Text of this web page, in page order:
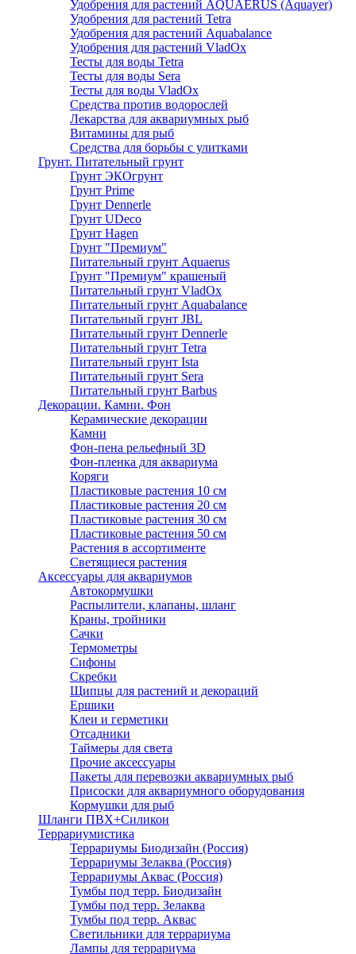
Удобрения для растений AQUAERUS (Aquayer)
Удобрения для растений Tetra
Удобрения для растений Aquabalance
Удобрения для растений VladOx
Тесты для воды Tetra
Тесты для воды Sera
Тесты для воды VladOx
Средства против водорослей
Лекарства для аквариумных рыб
Витамины для рыб
Средства для борьбы с улитками
Грунт. Питательный грунт
Грунт ЭКОгрунт
Грунт Prime
Грунт Dennerle
Грунт UDeco
Грунт Hagen
Грунт "Премиум"
Питательный грунт Aquaerus
Грунт "Премиум" крашеный
Питательный грунт VladOx
Питательный грунт Aquabalance
Питательный грунт JBL
Питательный грунт Dennerle
Питательный грунт Tetra
Питательный грунт Ista
Питательный грунт Sera
Питательный грунт Barbus
Декорации. Камни. Фон
Керамические декорации
Камни
Фон-пена рельефный 3D
Фон-пленка для аквариума
Коряги
Пластиковые растения 10 см
Пластиковые растения 20 см
Пластиковые растения 30 см
Пластиковые растения 50 см
Растения в ассортименте
Светящиеся растения
Аксессуары для аквариумов
Автокормушки
Распылители, клапаны, шланг
Краны, тройники
Сачки
Термометры
Сифоны
Скребки
Щипцы для растений и декораций
Ершики
Клеи и герметики
Отсадники
Таймеры для света
Прочие аксессуары
Пакеты для перевозки аквариумных рыб
Присоски для аквариумного оборудования
Кормушки для рыб
Шланги ПВХ+Силикон
Террариумистика
Террариумы Биодизайн (Россия)
Террариумы Зелаква (Россия)
Террариумы Аквас (Россия)
Тумбы под терр. Биодизайн
Тумбы под терр. Зелаква
Тумбы под терр. Аквас
Светильники для террариума
Лампы для террариума